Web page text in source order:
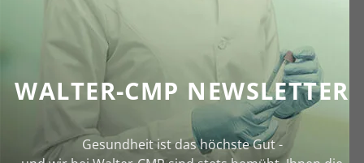
WALTER-CMP NEWSLETTER
Gesundheit ist das höchste Gut -